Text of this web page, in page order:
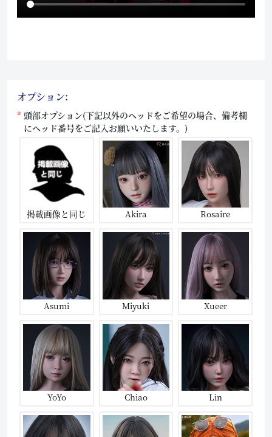
オプション:
頭部オプション(下記以外のヘッドをご希望の場合、備考欄
にヘッド番号をご記入お願いいたします。)
掲載画像と同じ Akira Rosaire
Asumi Miyuki Xueer
YoYo Chiao Lin